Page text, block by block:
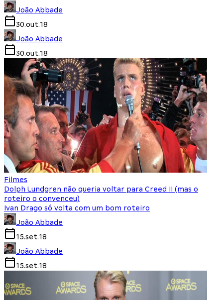
João Abbade
30.out.18
João Abbade
30.out.18
Filmes
Dolph Lundgren não queria voltar para Creed II (mas o
roteiro o convenceu)
Ivan Drago só volta com um bom roteiro
João Abbade
15.set.18
João Abbade
15.set.18